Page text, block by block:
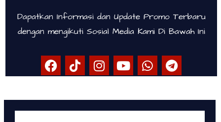
Dapatkan Informasi dan Update Promo Terbaru
dengan mengikuti Sosial Media Kami Di Bawah Ini